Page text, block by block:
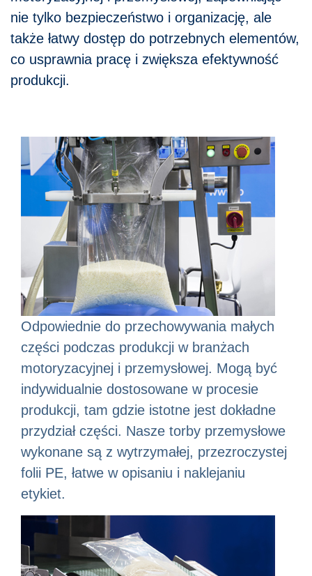
nie tylko bezpieczeństwo i organizację, ale
także łatwy dostęp do potrzebnych elementów,
co usprawnia pracę i zwiększa efektywność
produkcji.
Odpowiednie do przechowywania małych
części podczas produkcji w branżach
motoryzacyjnej i przemysłowej. Mogą być
indywidualnie dostosowane w procesie
produkcji, tam gdzie istotne jest dokładne
przydział części. Nasze torby przemysłowe
wykonane są z wytrzymałej, przezroczystej
folii PE, łatwe w opisaniu i naklejaniu
etykiet.